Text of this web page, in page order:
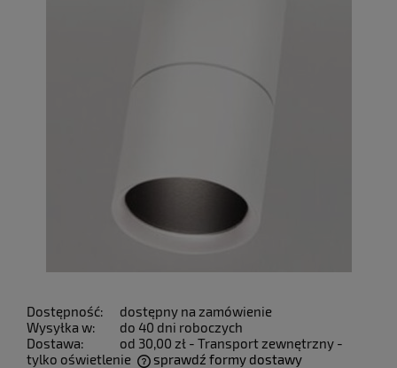
Dostępność:
dostępny na zamówienie
Wysyłka w:
do 40 dni roboczych
Dostawa:
od 30,00 zł - Transport zewnętrzny -
tylko oświetlenie
sprawdź formy dostawy